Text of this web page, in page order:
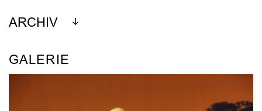
ARCHIV
GALERIE